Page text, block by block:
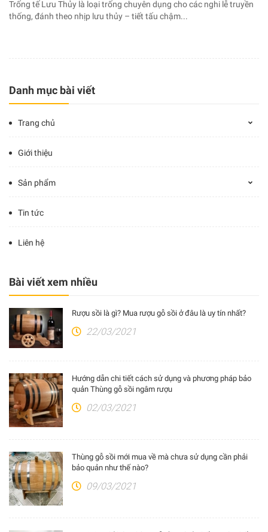
Danh mục bài viết
Trang chủ
Giới thiệu
Sản phẩm
Tin tức
Liên hệ
Bài viết xem nhiều
Rượu sồi là gì? Mua rượu gỗ sồi ở đâu là uy tín nhất?
22/03/2021
Hướng dẫn chi tiết cách sử dụng và phương pháp bảo
quản Thùng gỗ sồi ngâm rượu
02/03/2021
Thùng gỗ sồi mới mua về mà chưa sử dụng cần phải
bảo quản như thế nào?
09/03/2021
Trống tế Lưu Thủy là loại trống chuyên dụng cho các nghi lễ truyền
thống, đánh theo nhịp lưu thủy – tiết tấu chậm...